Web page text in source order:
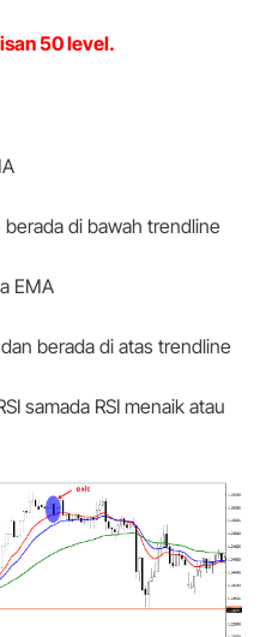
50 level.
berada di bawah trendline
EMA
berada di atas trendline
samada RSI menaik atau